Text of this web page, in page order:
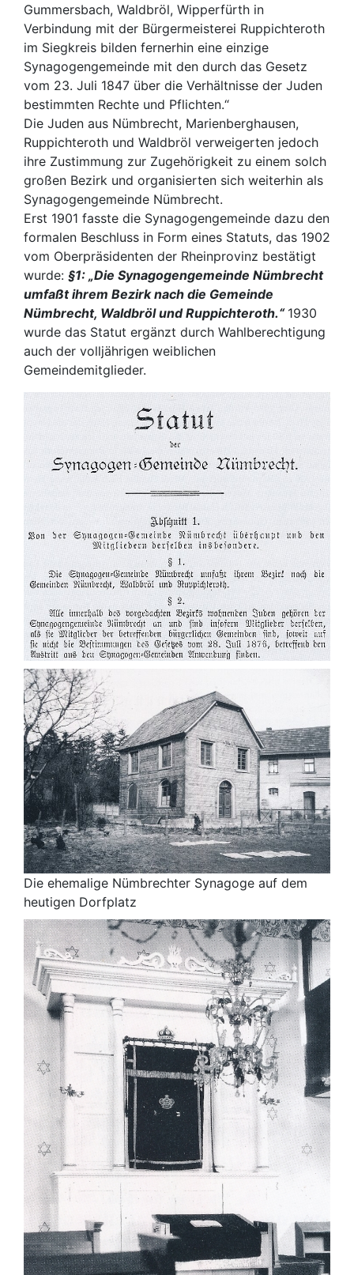
Gummersbach, Waldbröl, Wipperfürth in
Verbindung mit der Bürgermeisterei Ruppichteroth
im Siegkreis bilden fernerhin eine einzige
Synagogengemeinde mit den durch das Gesetz
vom 23. Juli 1847 über die Verhältnisse der Juden
bestimmten Rechte und Pflichten.“
Die Juden aus Nümbrecht, Marienberghausen,
Ruppichteroth und Waldbröl verweigerten jedoch
ihre Zustimmung zur Zugehörigkeit zu einem solch
großen Bezirk und organisierten sich weiterhin als
Synagogengemeinde Nümbrecht.
Erst 1901 fasste die Synagogengemeinde dazu den
formalen Beschluss in Form eines Statuts, das 1902
vom Oberpräsidenten der Rheinprovinz bestätigt
wurde: §1: „Die Synagogengemeinde Nümbrecht
umfaßt ihrem Bezirk nach die Gemeinde
Nümbrecht, Waldbröl und Ruppichteroth.“ 1930
wurde das Statut ergänzt durch Wahlberechtigung
auch der volljährigen weiblichen
Gemeindemitglieder.
Die ehemalige Nümbrechter Synagoge auf dem
heutigen Dorfplatz